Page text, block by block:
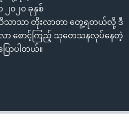
၀၂၀ ခုနှစ်
သိသာသာ တိုးလာတာ တွေ့ရတယ်လို့ ဒီ
စောင့်ကြည့် သုတေသနလုပ်နေတဲ့
ောပါတယ်။